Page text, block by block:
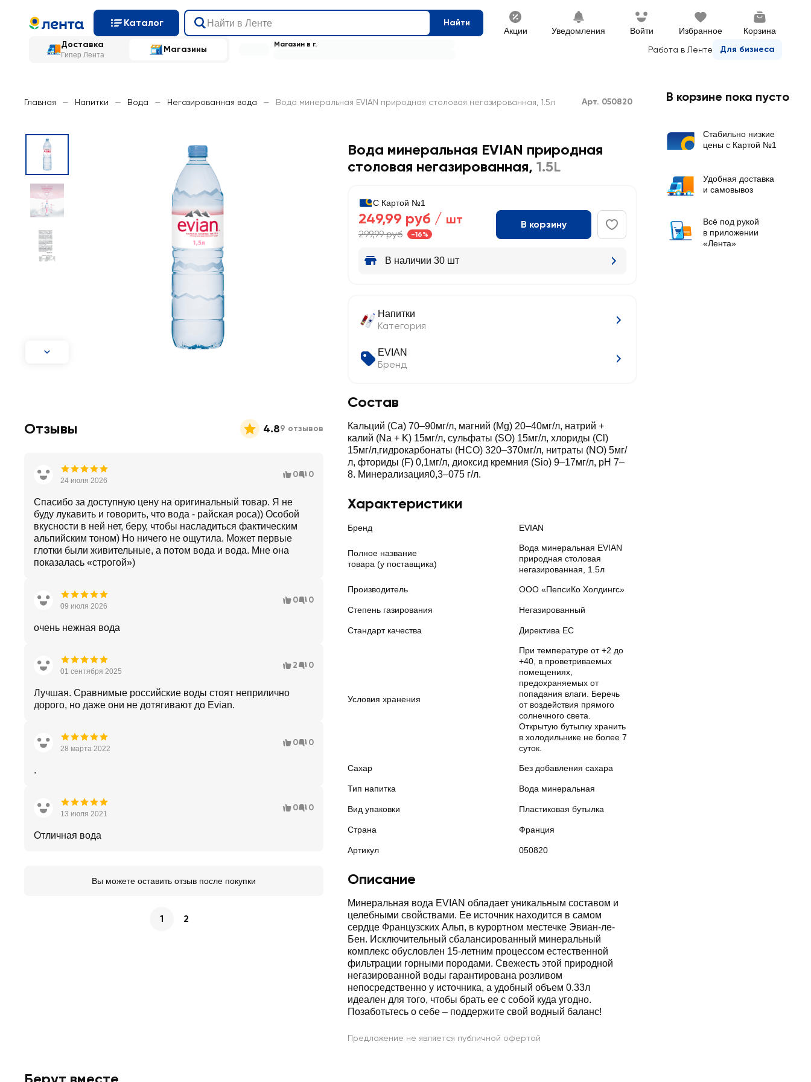
Каталог Найти
Акции Уведомления Войти Избранное Корзина
Доставка
Гипер Лента
Магазины Работа в Ленте Для бизнеса
Магазин в г.
Главная — Напитки — Вода — Негазированная вода — Вода минеральная EVIAN природная столовая негазированная, 1.5л Арт. 050820
Вода минеральная EVIAN природная
столовая негазированная, 1.5L
С Картой №1
249,99 руб / шт
299,99 руб -16%
В корзину
В наличии 30 шт
Напитки
Категория
EVIAN
Бренд
Состав
Кальций (Ca) 70–90мг/л, магний (Mg) 20–40мг/л, натрий +
калий (Na + K) 15мг/л, сульфаты (SO) 15мг/л, хлориды (Cl)
15мг/л,гидрокарбонаты (HCO) 320–370мг/л, нитраты (NO) 5мг/
л, фториды (F) 0,1мг/л, диоксид кремния (Sio) 9–17мг/л, pH 7–
8. Минерализация0,3–075 г/л.
Характеристики
Бренд EVIAN
Полное название
товара (у поставщика)
Вода минеральная EVIAN
природная столовая
негазированная, 1.5л
Производитель ООО «ПепсиКо Холдингс»
Степень газирования Негазированный
Стандарт качества Директива ЕС
Условия хранения
При температуре от +2 до
+40, в проветриваемых
помещениях,
предохраняемых от
попадания влаги. Беречь
от воздействия прямого
солнечного света.
Открытую бутылку хранить
в холодильнике не более 7
суток.
Сахар Без добавления сахара
Тип напитка Вода минеральная
Вид упаковки Пластиковая бутылка
Страна Франция
Артикул 050820
Описание
Минеральная вода EVIAN обладает уникальным составом и
целебными свойствами. Ее источник находится в самом
сердце Французских Альп, в курортном местечке Эвиан-ле-
Бен. Исключительный сбалансированный минеральный
комплекс обусловлен 15-летним процессом естественной
фильтрации горными породами. Свежесть этой природной
негазированной воды гарантирована розливом
непосредственно у источника, а удобный объем 0.33л
идеален для того, чтобы брать ее с собой куда угодно.
Позаботьтесь о себе – поддержите свой водный баланс!
Предложение не является публичной офертой
Отзывы 4.89 отзывов
24 июля 2026
0 0
Спасибо за доступную цену на оригинальный товар. Я не
буду лукавить и говорить, что вода - райская роса)) Особой
вкусности в ней нет, беру, чтобы насладиться фактическим
альпийским тоном) Но ничего не ощутила. Может первые
глотки были живительные, а потом вода и вода. Мне она
показалась «строгой»)
09 июля 2026
0 0
очень нежная вода
01 сентября 2025
2 0
Лучшая. Сравнимые российские воды стоят неприлично
дорого, но даже они не дотягивают до Evian.
28 марта 2022
0 0
.
13 июля 2021
0 0
Отличная вода
Вы можете оставить отзыв после покупки
1 2
В корзине пока пусто
Стабильно низкие
цены с Картой №1
Удобная доставка
и самовывоз
Всё под рукой
в приложении
«Лента»